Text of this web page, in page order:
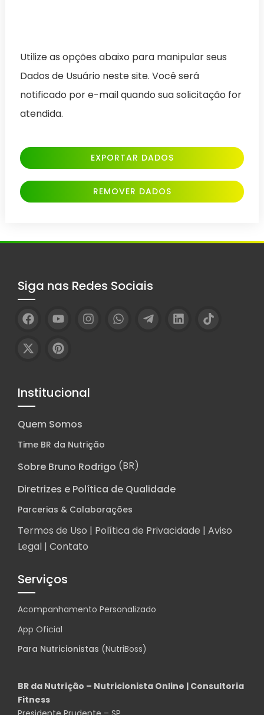
Utilize as opções abaixo para manipular seus
Dados de Usuário neste site. Você será
notificado por e-mail quando sua solicitação for
atendida.
EXPORTAR DADOS
REMOVER DADOS
Siga nas Redes Sociais
Institucional
Quem Somos
Time BR da Nutrição
Sobre Bruno Rodrigo (BR)
Diretrizes e Política de Qualidade
Parcerias & Colaborações
Termos de Uso | Política de Privacidade | Aviso
Legal | Contato
Serviços
Acompanhamento Personalizado
App Oficial
Para Nutricionistas (NutriBoss)
BR da Nutrição – Nutricionista Online | Consultoria
Fitness